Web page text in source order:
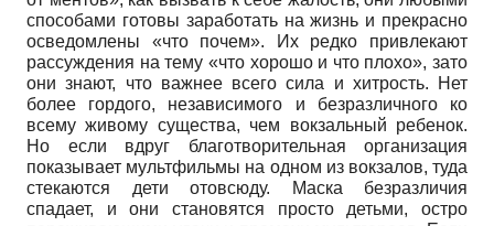
способами готовы заработать на жизнь и прекрасно
осведомлены «что почем». Их редко привлекают
рассуждения на тему «что хорошо и что плохо», зато
они знают, что важнее всего сила и хитрость. Нет
более гордого, независимого и безразличного ко
всему живому существа, чем вокзальный ребенок.
Но если вдруг благотворительная организация
показывает мультфильмы на одном из вокзалов, туда
стекаются дети отовсюду. Маска безразличия
спадает, и они становятся просто детьми, остро